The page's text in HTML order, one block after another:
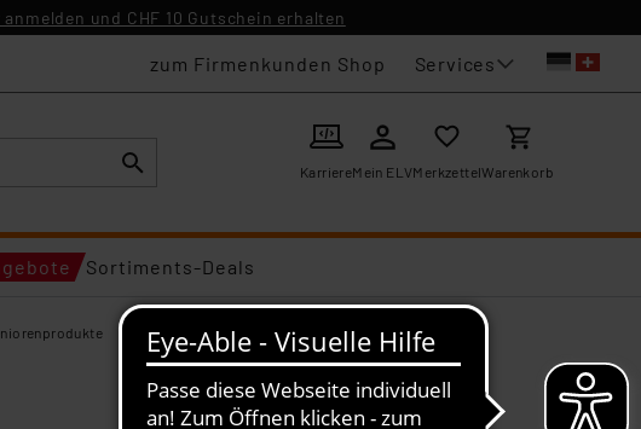
und CHF 10 Gutschein erhalten
zum Firmenkunden Shop Services
KarriereMein ELVMerkzettelWarenkorb
Sortiments-Deals